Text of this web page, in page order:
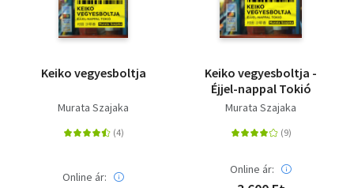
Keiko vegyesboltja
Murata Szajaka
Online ár:
Keiko vegyesboltja -
Éjjel-nappal Tokió
Murata Szajaka
Online ár: